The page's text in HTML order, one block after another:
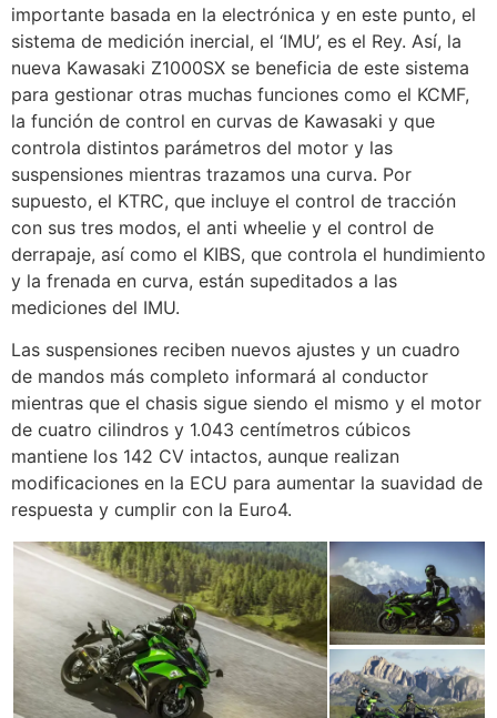
importante basada en la electrónica y en este punto, el
sistema de medición inercial, el ‘IMU’, es el Rey. Así, la
nueva Kawasaki Z1000SX se beneficia de este sistema
para gestionar otras muchas funciones como el KCMF,
la función de control en curvas de Kawasaki y que
controla distintos parámetros del motor y las
suspensiones mientras trazamos una curva. Por
supuesto, el KTRC, que incluye el control de tracción
con sus tres modos, el anti wheelie y el control de
derrapaje, así como el KIBS, que controla el hundimiento
y la frenada en curva, están supeditados a las
mediciones del IMU.
Las suspensiones reciben nuevos ajustes y un cuadro
de mandos más completo informará al conductor
mientras que el chasis sigue siendo el mismo y el motor
de cuatro cilindros y 1.043 centímetros cúbicos
mantiene los 142 CV intactos, aunque realizan
modificaciones en la ECU para aumentar la suavidad de
respuesta y cumplir con la Euro4.